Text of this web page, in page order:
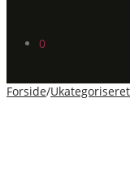
0
Forside/Ukategoriseret